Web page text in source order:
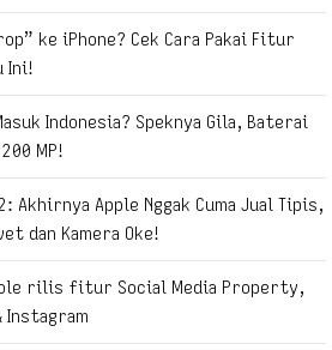
ke iPhone? Cek Cara Pakai Fitur
Ini!
Indonesia? Speknya Gila, Baterai
MP!
Akhirnya Apple Nggak Cuma Jual Tipis,
dan Kamera Oke!
rilis fitur Social Media Property,
Instagram